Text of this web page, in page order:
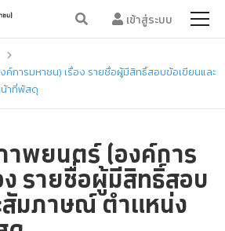
เข้าสู่ระบบ
การมหาชน) เรื่อง รายชื่อผู้มีสิทธิ์สอบข้อเขียนและ
าที่พัสดุ
าพยนตร์ (องค์การ
ง รายชื่อผู้มีสิทธิ์สอบ
สัมภาษณ์ ตำแหน่ง